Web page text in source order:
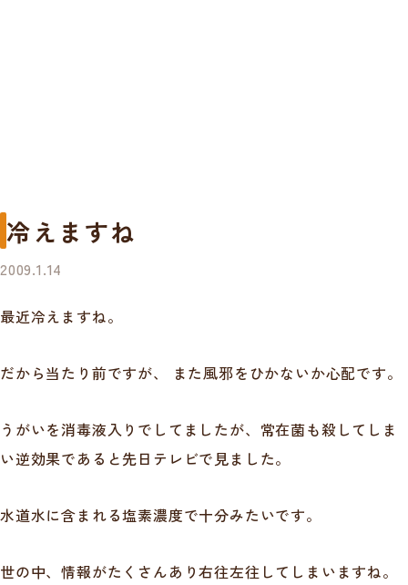
冷えますね
2009.1.14
最近冷えますね。
だから当たり前ですが、 また風邪をひかないか心配です。
うがいを消毒液入りでしてましたが、常在菌も殺してしま
い逆効果であると先日テレビで見ました。
水道水に含まれる塩素濃度で十分みたいです。
世の中、情報がたくさんあり右往左往してしまいますね。